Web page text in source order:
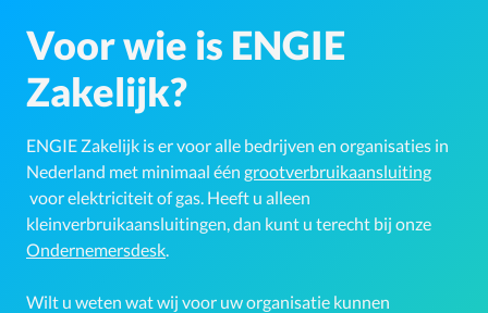
Voor wie is ENGIE
Zakelijk?
ENGIE Zakelijk is er voor alle bedrijven en organisaties in
Nederland met minimaal één grootverbruikaansluiting
voor elektriciteit of gas. Heeft u alleen
kleinverbruikaansluitingen, dan kunt u terecht bij onze
Ondernemersdesk.
Wilt u weten wat wij voor uw organisatie kunnen